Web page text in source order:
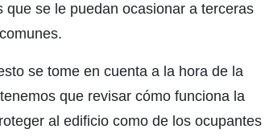
se le puedan ocasionar a terceras
se tome en cuenta a la hora de la
que revisar cómo funciona la
al edificio como de los ocupantes